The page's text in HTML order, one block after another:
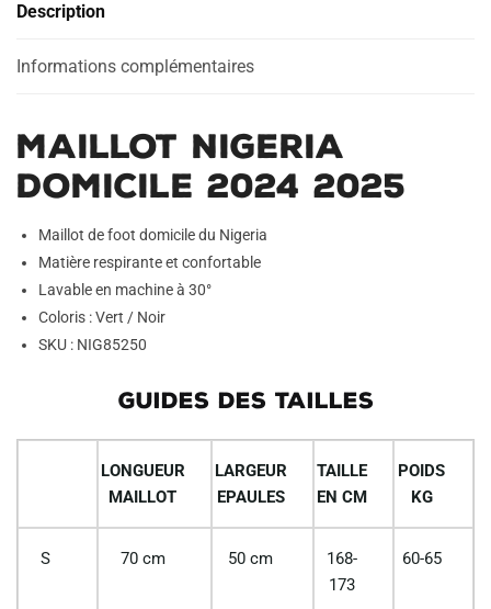
Description
Informations complémentaires
Maillot Nigeria
Domicile 2024 2025
Maillot de foot domicile du Nigeria
Matière respirante et confortable
Lavable en machine à 30°
Coloris : Vert / Noir
SKU : NIG85250
GUIDES DES TAILLES
LONGUEUR
MAILLOT
LARGEUR
EPAULES
TAILLE
EN CM
POIDS
KG
S 70 cm 50 cm
168-
173
60-65